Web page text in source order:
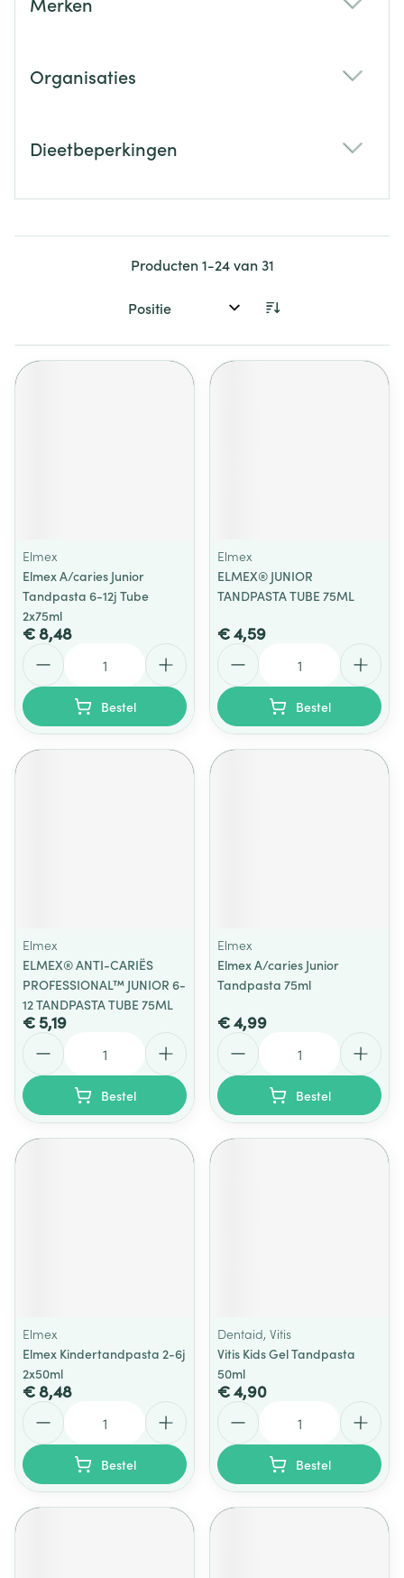
Organisaties
Dieetbeperkingen
Producten1-24van31
Sorteer op:
Elmex
Elmex A/caries Junior
Tandpasta 6-12j Tube
2x75ml
€ 8,48
Bestel
Elmex
ELMEX® JUNIOR
TANDPASTA TUBE 75ML
€ 4,59
Bestel
Elmex
ELMEX® ANTI-CARIËS
PROFESSIONAL™ JUNIOR 6-
12 TANDPASTA TUBE 75ML
€ 5,19
Bestel
Elmex
Elmex A/caries Junior
Tandpasta 75ml
€ 4,99
Bestel
Elmex
Elmex Kindertandpasta 2-6j
2x50ml
€ 8,48
Bestel
Dentaid, Vitis
Vitis Kids Gel Tandpasta
50ml
€ 4,90
Bestel